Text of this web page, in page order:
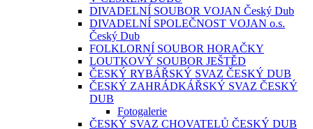
DIVADELNÍ SOUBOR VOJAN Český Dub
DIVADELNÍ SPOLEČNOST VOJAN o.s.
Český Dub
FOLKLORNÍ SOUBOR HORAČKY
LOUTKOVÝ SOUBOR JEŠTĚD
ČESKÝ RYBÁŘSKÝ SVAZ ČESKÝ DUB
ČESKÝ ZAHRÁDKÁŘSKÝ SVAZ ČESKÝ
DUB
Fotogalerie
ČESKÝ SVAZ CHOVATELŮ ČESKÝ DUB